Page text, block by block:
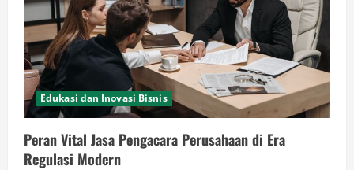
Edukasi dan Inovasi Bisnis
Peran Vital Jasa Pengacara Perusahaan di Era
Regulasi Modern